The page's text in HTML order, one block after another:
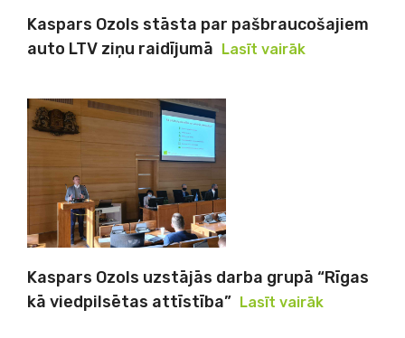
Kaspars Ozols stāsta par pašbraucošajiem
auto LTV ziņu raidījumā
Lasīt vairāk
Kaspars Ozols uzstājās darba grupā “Rīgas
kā viedpilsētas attīstība”
Lasīt vairāk